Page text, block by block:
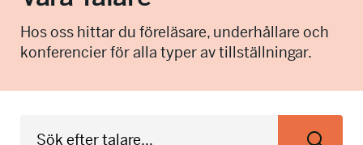
info@talkingminds.se
Hos oss hittar du föreläsare, underhållare och
konferencier för alla typer av tillställningar.